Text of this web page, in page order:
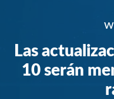
Las
10 serán